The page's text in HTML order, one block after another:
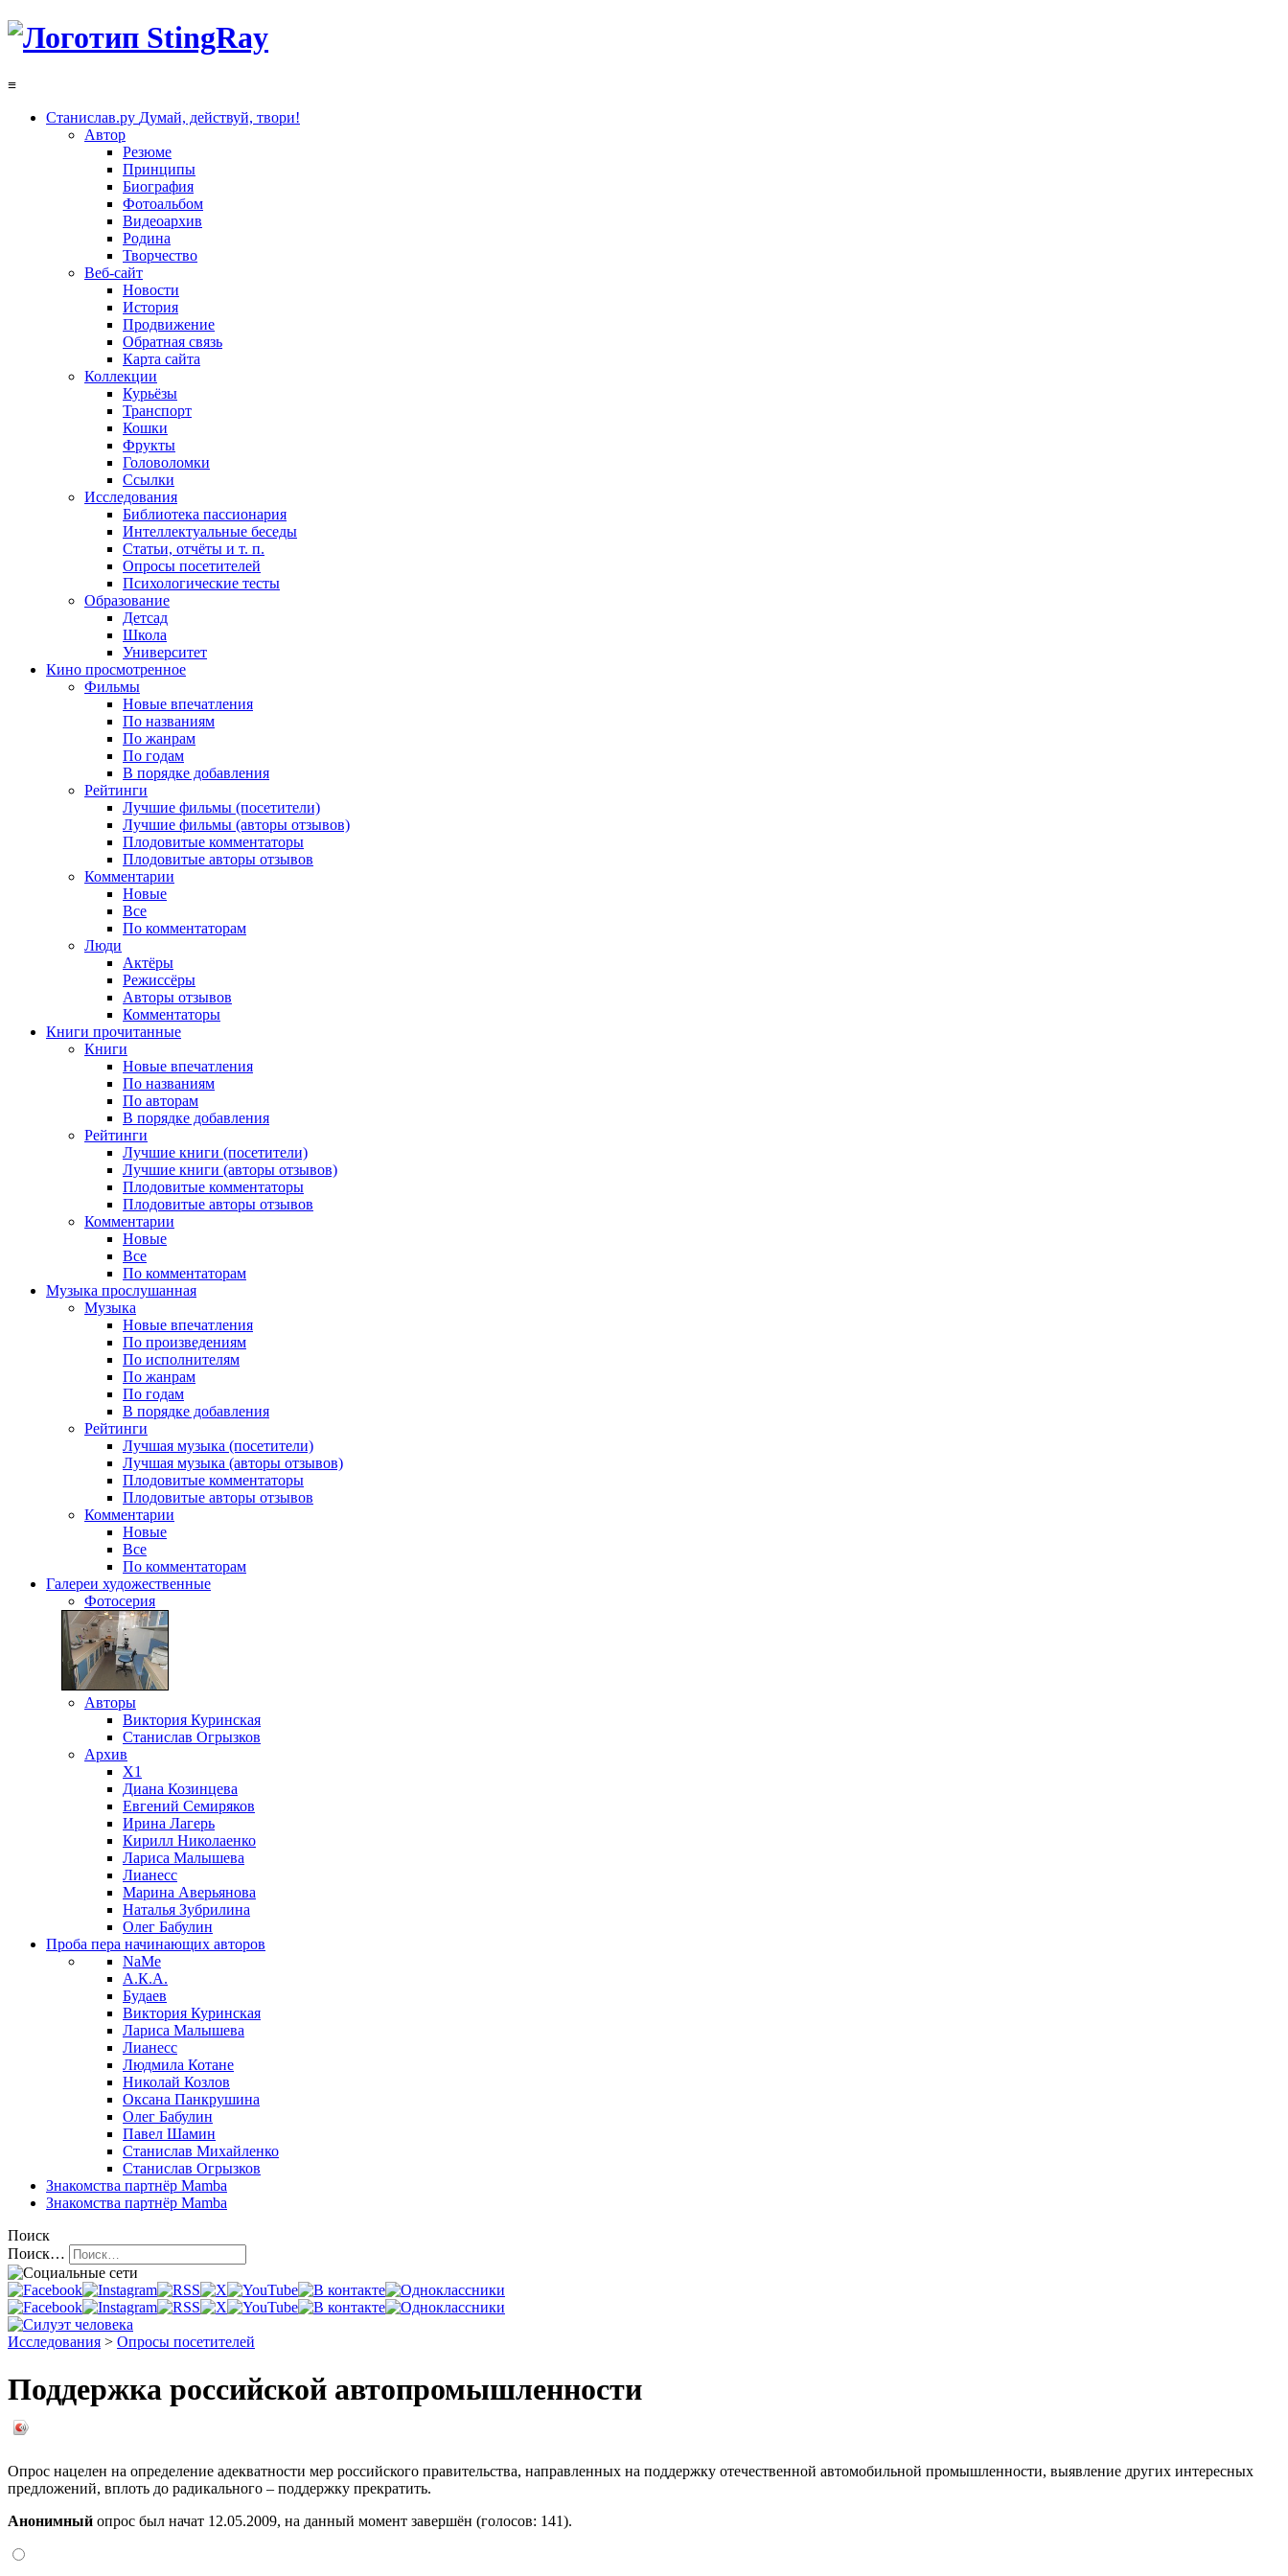
≡
Станислав.ру Думай, действуй, твори!
Автор
Резюме
Принципы
Биография
Фотоальбом
Видеоархив
Родина
Творчество
Веб-сайт
Новости
История
Продвижение
Обратная связь
Карта сайта
Коллекции
Курьёзы
Транспорт
Кошки
Фрукты
Головоломки
Ссылки
Исследования
Библиотека пассионария
Интеллектуальные беседы
Статьи, отчёты и т. п.
Опросы посетителей
Психологические тесты
Образование
Детсад
Школа
Университет
Кино просмотренное
Фильмы
Новые впечатления
По названиям
По жанрам
По годам
В порядке добавления
Рейтинги
Лучшие фильмы (посетители)
Лучшие фильмы (авторы отзывов)
Плодовитые комментаторы
Плодовитые авторы отзывов
Комментарии
Новые
Все
По комментаторам
Люди
Актёры
Режиссёры
Авторы отзывов
Комментаторы
Книги прочитанные
Книги
Новые впечатления
По названиям
По авторам
В порядке добавления
Рейтинги
Лучшие книги (посетители)
Лучшие книги (авторы отзывов)
Плодовитые комментаторы
Плодовитые авторы отзывов
Комментарии
Новые
Все
По комментаторам
Музыка прослушанная
Музыка
Новые впечатления
По произведениям
По исполнителям
По жанрам
По годам
В порядке добавления
Рейтинги
Лучшая музыка (посетители)
Лучшая музыка (авторы отзывов)
Плодовитые комментаторы
Плодовитые авторы отзывов
Комментарии
Новые
Все
По комментаторам
Галереи художественные
Фотосерия
Авторы
Виктория Куринская
Станислав Огрызков
Архив
X1
Диана Козинцева
Евгений Семиряков
Ирина Лагерь
Кирилл Николаенко
Лариса Малышева
Лианесс
Марина Аверьянова
Наталья Зубрилина
Олег Бабулин
Проба пера начинающих авторов
NaMe
А.К.А.
Будаев
Виктория Куринская
Лариса Малышева
Лианесс
Людмила Котане
Николай Козлов
Оксана Панкрушина
Олег Бабулин
Павел Шамин
Станислав Михайленко
Станислав Огрызков
Знакомства партнёр Mamba
Знакомства партнёр Mamba
Поиск
Поиск…
Исследования > Опросы посетителей
Поддержка российской автопромышленности
Опрос нацелен на определение адекватности мер российского правительства, направленных на поддержку отечественной автомобильной промышленности, выявление других интересных
предложений, вплоть до радикального – поддержку прекратить.
Анонимный опрос был начат 12.05.2009, на данный момент завершён (голосов: 141).